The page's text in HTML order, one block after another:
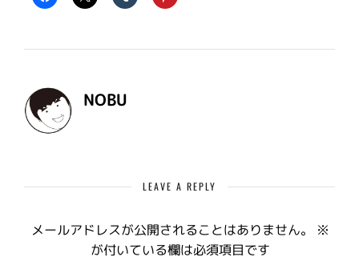
NOBU
LEAVE A REPLY
メールアドレスが公開されることはありません。
※
が付いている欄は必須項目です